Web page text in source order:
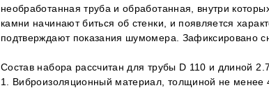
необработанная труба и обработанная, внутри
камни начинают биться об стенки, и появляется
подтверждают показания шумомера. Зафиксировано
Состав набора рассчитан для трубы D 110 и длиной
1. Виброизоляционный материал, толщиной не